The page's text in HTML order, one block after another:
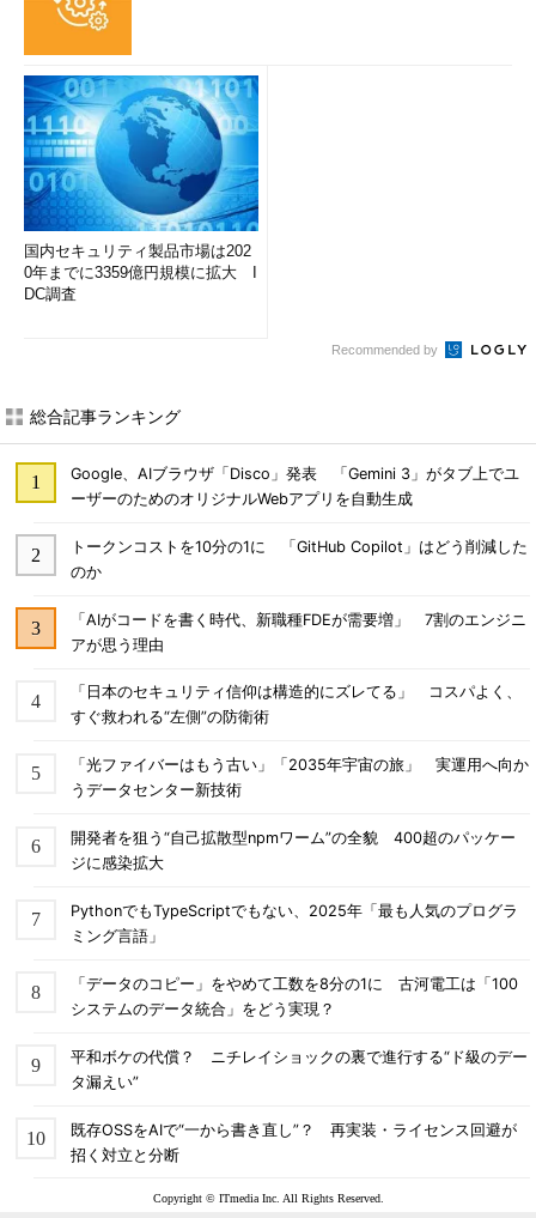
国内セキュリティ製品市場は202
0年までに3359億円規模に拡大 I
DC調査
Recommended by
総合記事ランキング
Google、AIブラウザ「Disco」発表 「Gemini 3」がタブ上でユ
ーザーのためのオリジナルWebアプリを自動生成
トークンコストを10分の1に 「GitHub Copilot」はどう削減した
のか
「AIがコードを書く時代、新職種FDEが需要増」 7割のエンジニ
アが思う理由
「日本のセキュリティ信仰は構造的にズレてる」 コスパよく、
すぐ救われる“左側”の防衛術
「光ファイバーはもう古い」「2035年宇宙の旅」 実運用へ向か
うデータセンター新技術
開発者を狙う“自己拡散型npmワーム”の全貌 400超のパッケー
ジに感染拡大
PythonでもTypeScriptでもない、2025年「最も人気のプログラ
ミング言語」
「データのコピー」をやめて工数を8分の1に 古河電工は「100
システムのデータ統合」をどう実現？
平和ボケの代償？ ニチレイショックの裏で進行する“ド級のデー
タ漏えい”
既存OSSをAIで“一から書き直し”？ 再実装・ライセンス回避が
招く対立と分断
Copyright © ITmedia Inc. All Rights Reserved.